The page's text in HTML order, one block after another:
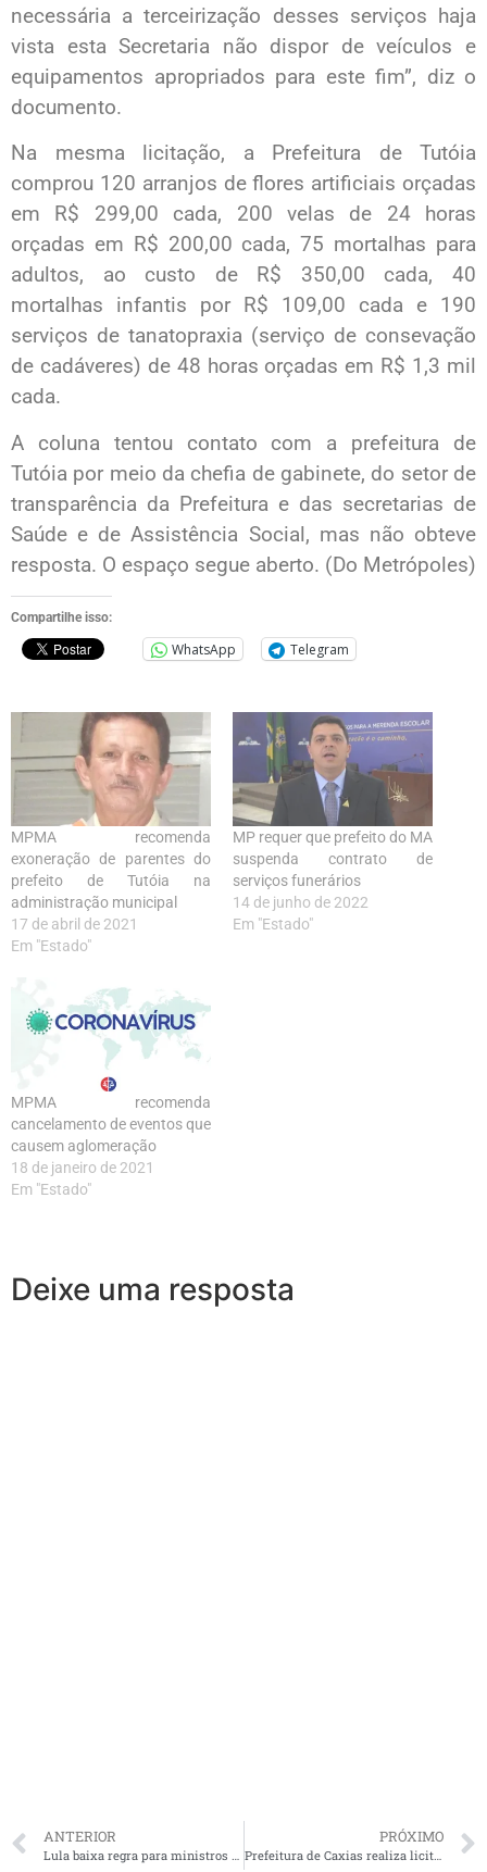
necessária a terceirização desses serviços haja
vista esta Secretaria não dispor de veículos e
equipamentos apropriados para este fim”, diz o
documento.
Na mesma licitação, a Prefeitura de Tutóia
comprou 120 arranjos de flores artificiais orçadas
em R$ 299,00 cada, 200 velas de 24 horas
orçadas em R$ 200,00 cada, 75 mortalhas para
adultos, ao custo de R$ 350,00 cada, 40
mortalhas infantis por R$ 109,00 cada e 190
serviços de tanatopraxia (serviço de consevação
de cadáveres) de 48 horas orçadas em R$ 1,3 mil
cada.
A coluna tentou contato com a prefeitura de
Tutóia por meio da chefia de gabinete, do setor de
transparência da Prefeitura e das secretarias de
Saúde e de Assistência Social, mas não obteve
resposta. O espaço segue aberto. (Do Metrópoles)
Compartilhe isso:
WhatsApp Telegram
MPMA recomenda
exoneração de parentes do
prefeito de Tutóia na
administração municipal
17 de abril de 2021
Em "Estado"
MP requer que prefeito do MA
suspenda contrato de
serviços funerários
14 de junho de 2022
Em "Estado"
MPMA recomenda
cancelamento de eventos que
causem aglomeração
18 de janeiro de 2021
Em "Estado"
Deixe uma resposta
ANTERIOR
Lula baixa regra para ministros apoiarem candidatos na eleição
PRÓXIMO
Prefeitura de Caxias realiza licitação suspeita de mais de R$ 150 milhões